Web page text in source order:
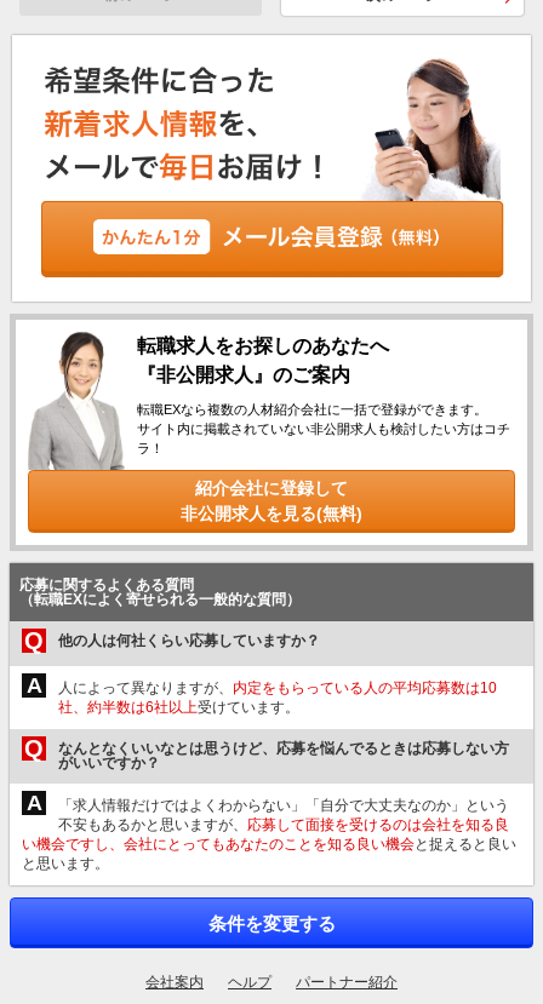
転職求人をお探しのあなたへ
『非公開求人』のご案内
転職EXなら複数の人材紹介会社に一括で登録ができます。
サイト内に掲載されていない非公開求人も検討したい方はコチ
ラ！
紹介会社に登録して
非公開求人を見る(無料)
応募に関するよくある質問
（転職EXによく寄せられる一般的な質問）
Q 他の人は何社くらい応募していますか？
A 人によって異なりますが、 内定をもらっている人の平均応募数は10
社、約半数は6社以上受けています。
Q
なんとなくいいなとは思うけど、応募を悩んでるときは応募しない方
がいいですか？
A
「求人情報だけではよくわからない」「自分で大丈夫なのか」という
不安もあるかと思いますが、 応募して面接を受けるのは会社を知る良
い機会ですし、会社にとってもあなたのことを知る良い機会と捉えると良い
と思います。
条件を変更する
会社案内 ヘルプ
パートナー紹介